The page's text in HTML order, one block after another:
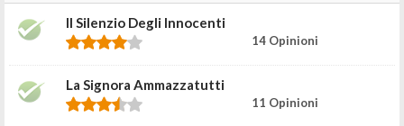
Il Silenzio Degli Innocenti
14 Opinioni
La Signora Ammazzatutti
11 Opinioni